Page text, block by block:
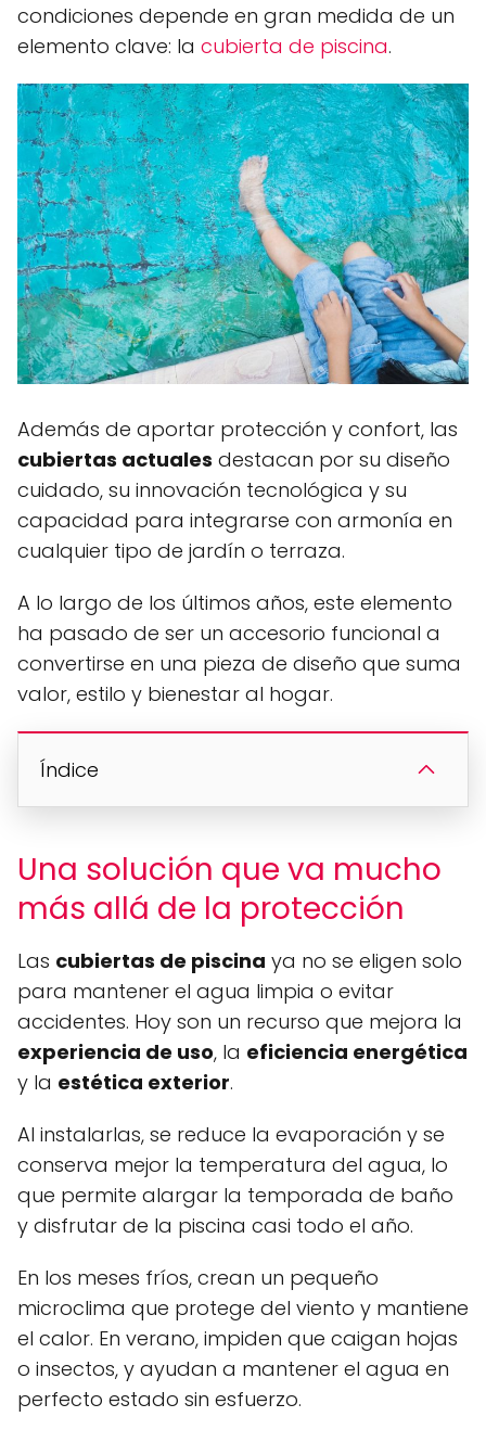
condiciones depende en gran medida de un
elemento clave: la cubierta de piscina.
Además de aportar protección y confort, las
cubiertas actuales destacan por su diseño
cuidado, su innovación tecnológica y su
capacidad para integrarse con armonía en
cualquier tipo de jardín o terraza.
A lo largo de los últimos años, este elemento
ha pasado de ser un accesorio funcional a
convertirse en una pieza de diseño que suma
valor, estilo y bienestar al hogar.
Índice
Una solución que va mucho
más allá de la protección
Las cubiertas de piscina ya no se eligen solo
para mantener el agua limpia o evitar
accidentes. Hoy son un recurso que mejora la
experiencia de uso, la eficiencia energética
y la estética exterior.
Al instalarlas, se reduce la evaporación y se
conserva mejor la temperatura del agua, lo
que permite alargar la temporada de baño
y disfrutar de la piscina casi todo el año.
En los meses fríos, crean un pequeño
microclima que protege del viento y mantiene
el calor. En verano, impiden que caigan hojas
o insectos, y ayudan a mantener el agua en
perfecto estado sin esfuerzo.